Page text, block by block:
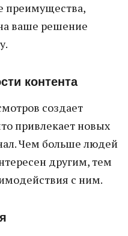
преимущества,
ваше решение
контента
создает
привлекает новых
Чем больше людей
другим, тем
с ним.